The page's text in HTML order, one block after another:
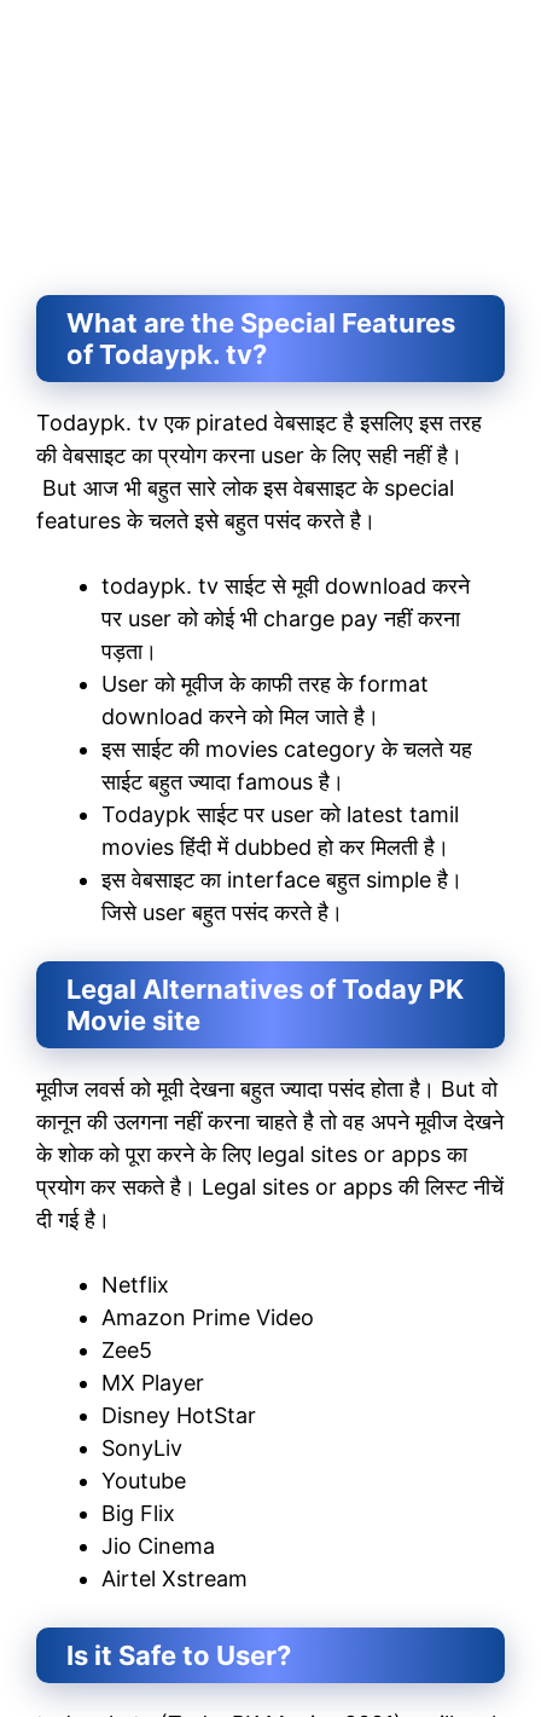
What are the Special Features
of Todaypk. tv?
Todaypk. tv एक pirated वेबसाइट है इसलिए इस तरह
की वेबसाइट का प्रयोग करना user के लिए सही नहीं है।
But आज भी बहुत सारे लोक इस वेबसाइट के special
features के चलते इसे बहुत पसंद करते है।
todaypk. tv साईट से मूवी download करने
पर user को कोई भी charge pay नहीं करना
पड़ता।
User को मूवीज के काफी तरह के format
download करने को मिल जाते है।
इस साईट की movies category के चलते यह
साईट बहुत ज्यादा famous है।
Todaypk साईट पर user को latest tamil
movies हिंदी में dubbed हो कर मिलती है।
इस वेबसाइट का interface बहुत simple है।
जिसे user बहुत पसंद करते है।
Legal Alternatives of Today PK
Movie site
मूवीज लवर्स को मूवी देखना बहुत ज्यादा पसंद होता है। But वो
कानून की उलगना नहीं करना चाहते है तो वह अपने मूवीज देखने
के शोक को पूरा करने के लिए legal sites or apps का
प्रयोग कर सकते है। Legal sites or apps की लिस्ट नीचें
दी गई है।
Netflix
Amazon Prime Video
Zee5
MX Player
Disney HotStar
SonyLiv
Youtube
Big Flix
Jio Cinema
Airtel Xstream
Is it Safe to User?